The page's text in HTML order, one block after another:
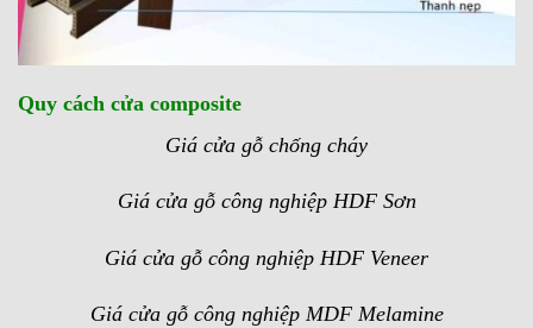
Quy cách cửa composite
Giá cửa gỗ chống cháy
Giá cửa gỗ công nghiệp HDF Sơn
Giá cửa gỗ công nghiệp HDF Veneer
Giá cửa gỗ công nghiệp MDF Melamine